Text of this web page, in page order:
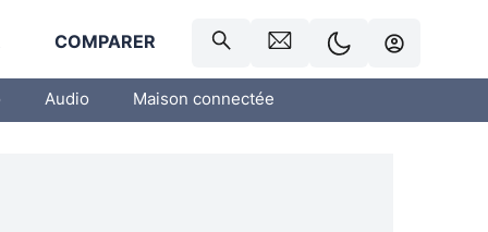
COMPARER
Audio Maison connectée